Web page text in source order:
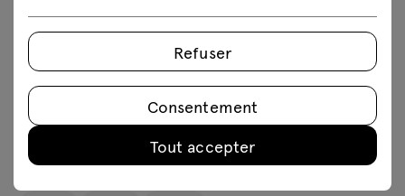
Lookbook Photos
Catalogues
Règles de sécurité
Téléchargez les modèles 3D de tous les symboles de la
collection
Refuser
Consentement
Tout accepter